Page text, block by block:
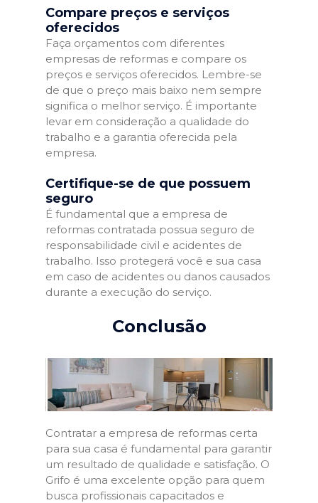
Compare preços e serviços
oferecidos
Faça orçamentos com diferentes
empresas de reformas e compare os
preços e serviços oferecidos. Lembre-se
de que o preço mais baixo nem sempre
significa o melhor serviço. É importante
levar em consideração a qualidade do
trabalho e a garantia oferecida pela
empresa.
Certifique-se de que possuem
seguro
É fundamental que a empresa de
reformas contratada possua seguro de
responsabilidade civil e acidentes de
trabalho. Isso protegerá você e sua casa
em caso de acidentes ou danos causados
durante a execução do serviço.
Conclusão
Contratar a empresa de reformas certa
para sua casa é fundamental para garantir
um resultado de qualidade e satisfação. O
Grifo é uma excelente opção para quem
busca profissionais capacitados e